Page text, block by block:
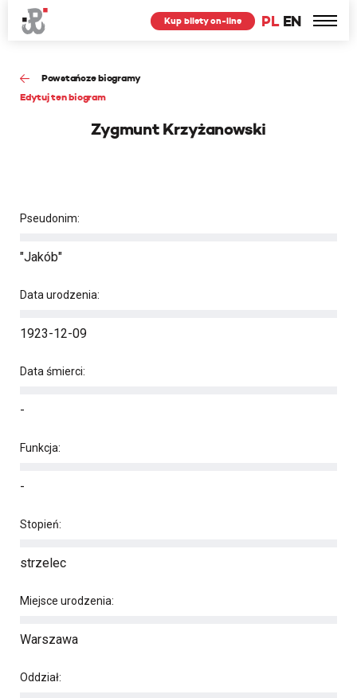
PL EN
Kup bilety on-line
Powstańcze biogramy
Edytuj ten biogram
Zygmunt Krzyżanowski
Pseudonim:
"Jakób"
Data urodzenia:
1923-12-09
Data śmierci:
-
Funkcja:
-
Stopień:
strzelec
Miejsce urodzenia:
Warszawa
Oddział: